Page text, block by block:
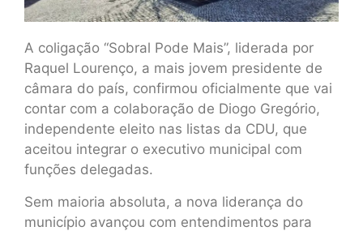
A coligação “Sobral Pode Mais”, liderada por
Raquel Lourenço, a mais jovem presidente de
câmara do país, confirmou oficialmente que vai
contar com a colaboração de Diogo Gregório,
independente eleito nas listas da CDU, que
aceitou integrar o executivo municipal com
funções delegadas.
Sem maioria absoluta, a nova liderança do
município avançou com entendimentos para